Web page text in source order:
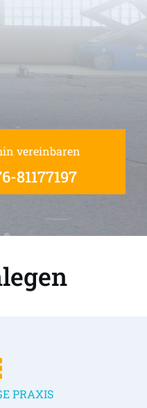
vereinbaren
81177197
PRAXIS